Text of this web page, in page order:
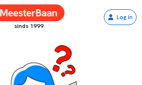
sinds 1999
Log in